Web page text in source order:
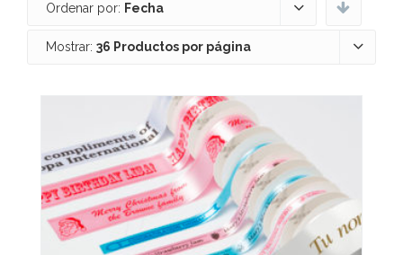
Ordenar por: Fecha
Mostrar: 36 Productos por página